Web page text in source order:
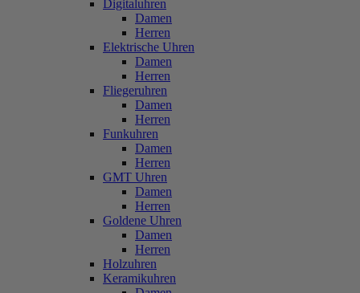
Digitaluhren
Damen
Herren
Elektrische Uhren
Damen
Herren
Fliegeruhren
Damen
Herren
Funkuhren
Damen
Herren
GMT Uhren
Damen
Herren
Goldene Uhren
Damen
Herren
Holzuhren
Keramikuhren